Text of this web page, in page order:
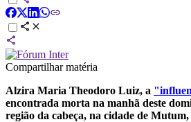
Compartilhar matéria
Alzira Maria Theodoro Luiz, a
encontrada morta na manhã deste
região da cabeça, na cidade de